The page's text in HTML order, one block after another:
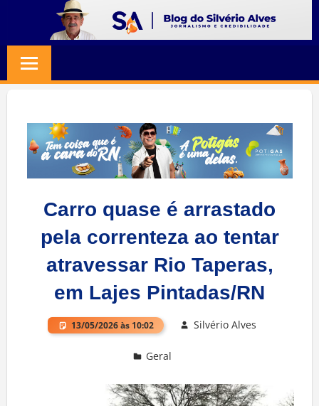
content
SILVERIO
ALVES
Jornalismo
Credibilidade
Carro quase é arrastado
pela correnteza ao tentar
atravessar Rio Taperas,
em Lajes Pintadas/RN
13/05/2026 às 10:02 Silvério Alves
Geral